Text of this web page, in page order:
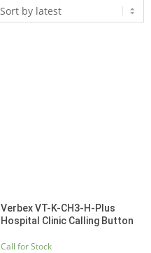
Verbex VT-K-CH3-H-Plus
Hospital Clinic Calling Button
Call for Stock